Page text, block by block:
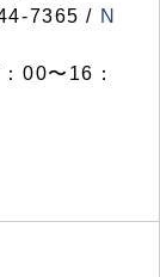
7365 / N
00〜16：